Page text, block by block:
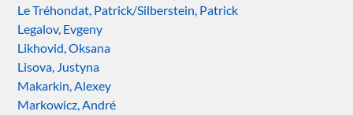
Le Tréhondat, Patrick/Silberstein, Patrick
Legalov, Evgeny
Likhovid, Oksana
Lisova, Justyna
Makarkin, Alexey
Markowicz, André